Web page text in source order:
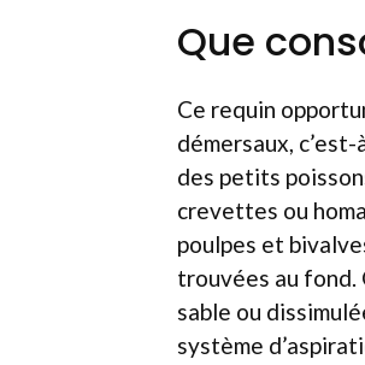
Que
Ce requin
démersaux,
des petits
crevettes ou
poulpes et
trouvées au fond.
sable ou
système